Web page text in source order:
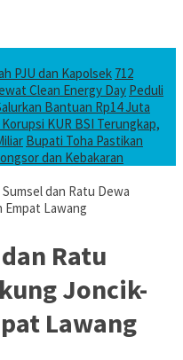
PJU dan Kapolsek 712
Clean Energy Day Peduli
Bantuan Rp14 Juta
KUR BSI Terungkap,
Bupati Toha Pastikan
dan Kebakaran
dan Ratu Dewa
Empat Lawang
Ratu
Joncik-
Lawang